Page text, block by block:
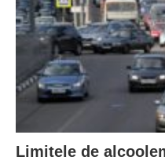
Limitele de